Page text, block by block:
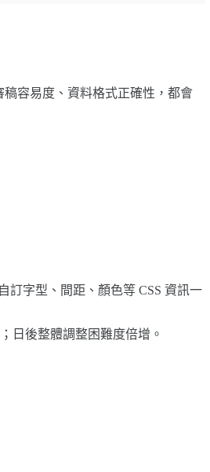
稿容易度、資料格式正確性，都會
訂字型、間距、顏色等 CSS 資訊一
日後整體調整困難度倍增。